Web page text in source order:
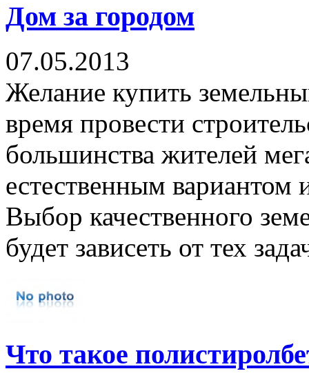
Дом за городом
07.05.2013
Желание купить
время провести
большинства жителей
естественным вариантом
Выбор качественного
будет зависеть от тех
Что такое